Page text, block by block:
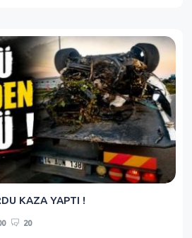
KAZA YAPTI !
20